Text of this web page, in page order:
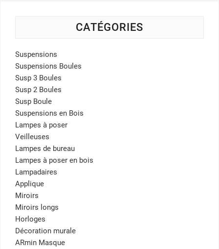
CATÉGORIES
Suspensions
Suspensions Boules
Susp 3 Boules
Susp 2 Boules
Susp Boule
Suspensions en Bois
Lampes à poser
Veilleuses
Lampes de bureau
Lampes à poser en bois
Lampadaires
Applique
Miroirs
Miroirs longs
Horloges
Décoration murale
ARmin Masque